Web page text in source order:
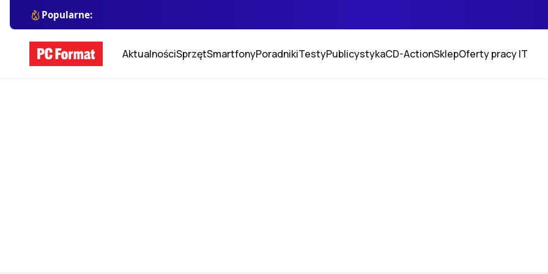
Popularne:
AktualnościSprzętSmartfonyPoradnikiTestyPublicystykaCD-ActionSklepOferty pracy IT